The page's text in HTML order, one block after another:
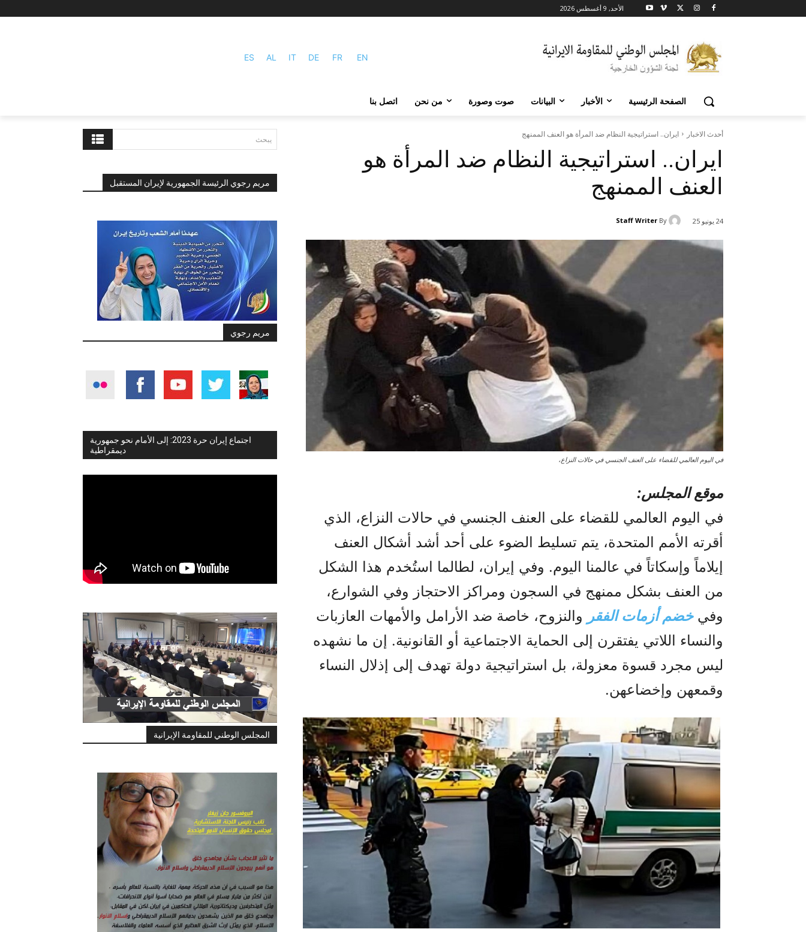
الأحد, 9 أغسطس 2026
ES AL IT DE FR EN
الصفحة الرئيسية الأخبار البيانات صوت وصورة من نحن اتصل بنا
يبحث
مريم رجوي الرئيسة الجمهورية لإيران المستقبل
مريم رجوي
اجتماع إيران حرة 2023: إلى الأمام نحو جمهورية
ديمقراطية
المجلس الوطني للمقاومة الإيرانية
أحدث الاخبار ایران.. استراتيجية النظام ضد المرأة هو العنف الممنهج
ایران.. استراتيجية النظام ضد المرأة هو
العنف الممنهج
24 يونيو 25 By
Staff Writer
في اليوم العالمي للقضاء على العنف الجنسي في حالات النزاع،
موقع المجلس:
في اليوم العالمي للقضاء على العنف الجنسي في حالات النزاع، الذي
أقرته الأمم المتحدة، يتم تسليط الضوء على أحد أشد أشكال العنف
إيلاماً وإسكاتاً في عالمنا اليوم. وفي إيران، لطالما استُخدم هذا الشكل
من العنف بشكل ممنهج في السجون ومراكز الاحتجاز وفي الشوارع،
وفيخضم أزمات الفقر والنزوح، خاصة ضد الأرامل والأمهات العازبات
والنساء اللاتي يفتقرن إلى الحماية الاجتماعية أو القانونية. إن ما نشهده
ليس مجرد قسوة معزولة، بل استراتيجية دولة تهدف إلى إذلال النساء
وقمعهن وإخضاعهن.